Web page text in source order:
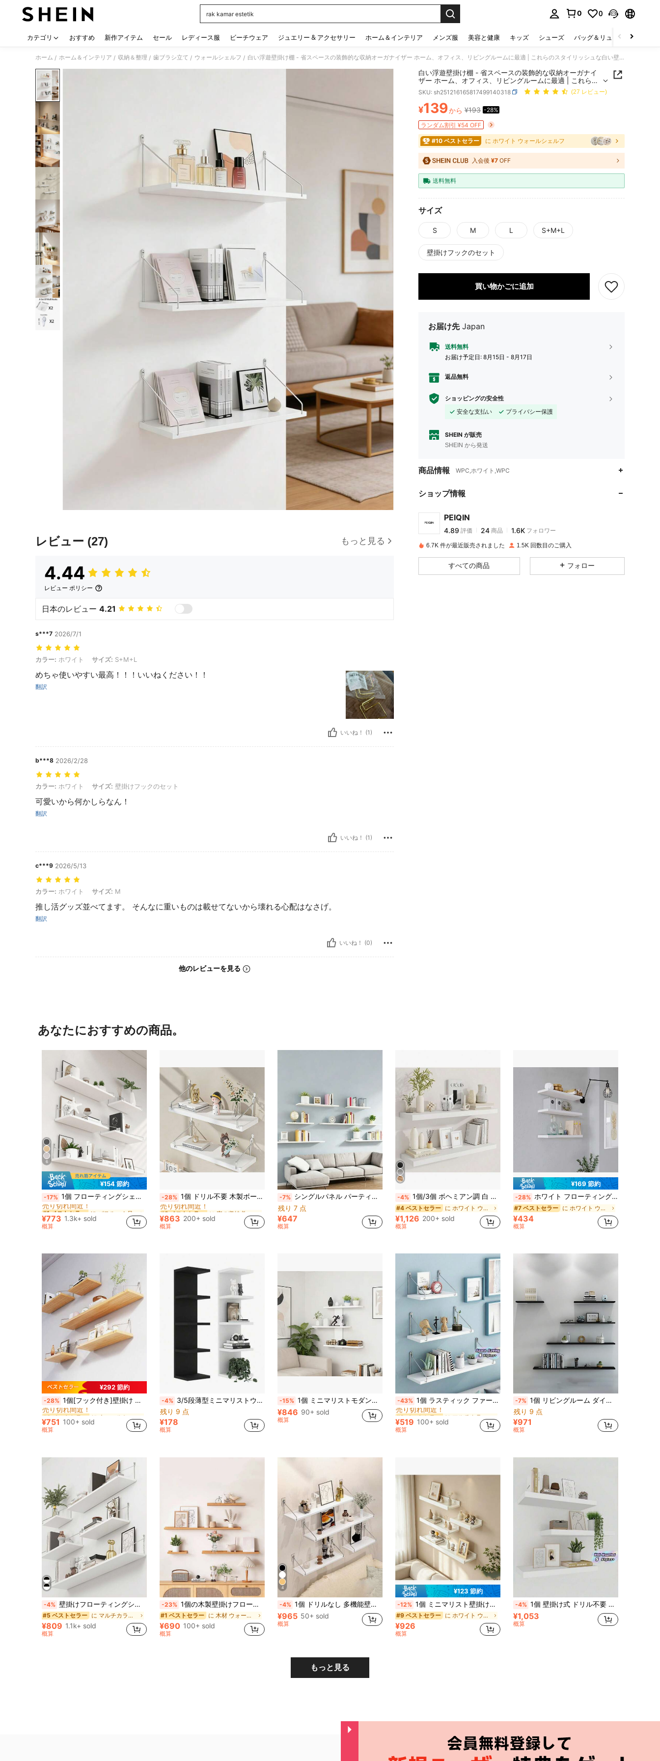
rak kamar estetik
0 0
カテゴリ おすすめ 新作アイテム セール レディース服 ビーチウェア ジュエリー & アクセサリー ホーム＆インテリア メンズ服 美容と健康 キッズ シューズ バッグ＆リュック
ホーム / ホーム＆インテリア / 収納＆整理 / 歯ブラシ立て / ウォールシェルフ / 白い浮遊壁掛け棚 - 省スペースの装飾的な収納オーガナイザー ホーム、オフィス、リビングルームに最適 | これらのスタイリッシュな白い壁掛け棚は、ホームオフィス、リビングルーム、寝室の本、装飾品、香水瓶、小物の整理に最適です。壁取り付け式に設計されています。
レビュー (27) もっと見る
4.44
レビュー ポリシー
日本のレビュー 4.21
s***7 2026/7/1
カラー: ホワイト, サイズ: S+M+L
カラー: ホワイト サイズ: S+M+L
めちゃ使いやすい最高！！！いいねください！！
翻訳
いいね！ (1)
b***8 2026/2/28
カラー: ホワイト, サイズ: 壁掛けフックのセット
カラー: ホワイト サイズ: 壁掛けフックのセット
可愛いから何かしらなん！
翻訳
いいね！ (1)
c***9 2026/5/13
カラー: ホワイト, サイズ: M
カラー: ホワイト サイズ: M
推し活グッズ並べてます。 そんなに重いものは載せてないから壊れる心配はなさげ。
翻訳
いいね！ (0)
他のレビューを見る
白い浮遊壁掛け棚 - 省スペースの装飾的な収納オーガナイ
ザー ホーム、オフィス、リビングルームに最適 | これらの
スタイリッシュな白い壁掛け棚は、ホームオフィス、リビ
ングルーム、寝室の本、装飾品、香水瓶、小物の整理に最
適です。壁取り付け式に設計されています。
SKU: sh251216165817499140318 (27 レビュー)
PRICE AND AVAILABILITY
¥139から ¥193 -28%
ランダム割引 ¥54 OFF
#10 ベストセラー に ホワイト ウォールシェルフ
入会後 ¥7 OFF
送料無料
サイズ
S M L S+M+L
壁掛けフックのセット
買い物かごに追加
お届け先 Japan
送料無料
お届け予定日: 8月15日 - 8月17日
返品無料
ショッピングの安全性
安全な支払い
プライバシー保護
SHEIN が販売
SHEIN から発送
商品情報 WPC,ホワイト,WPC
ショップ情報
PEIQIN
4.89
4.89
y***n は1日前に購入しました
6.7K 件が最近販売されました 1.5K 回数目のご購入
すべての商品 フォロー
あなたにおすすめの商品。
6
¥154 節約
-17% 1個 フローティングシェルフ ウォールデコ、ラスティック ウッド ウォールシェルフ ベッドルーム用、ファームハウス バスルームシェルフ、ハンギングストレージシェルフ、ウォールマウントオーガナイザー、ハンギング フラワーラック アウトドアデコレーション
#1 ベストセラー に バスルーム吊り下げ収納 収納ホルダーとラック
売り切れ間近！
#1 ベストセラー
売り切れ間近！
#1 ベストセラー
売り切れ間近！
#1 ベストセラー に バスルーム吊り下げ収納 収納ホルダーとラック
売り切れ間近！
¥773 1.3k+ sold
概算
-28% 1個 ドリル不要 木製ボード パーティション 寮用収納棚 リビングルーム 壁掛け装飾棚 ドリル不要 寮用キッチン収納 木製ボード 壁掛け棚 リビングルーム 文字パーティション
#3 ベストセラー に 寮の収納必需品 収納ホルダーとラック
売り切れ間近！
#3 ベストセラー
売り切れ間近！
#3 ベストセラー
売り切れ間近！
#3 ベストセラー
売り切れ間近！
¥863 200+ sold
概算
-7% シングルパネル パーティションウォールシェルフ クリエイティブ壁面収納ラック リビングルーム 背景壁装飾 壁掛け
残り 7 点
¥647
概算
-4% 1個/3個 ボヘミアン調 白 壁掛け収納ラック、マルチパーパス ファームハウス スタイル ディスプレイシェルフ リビングルームと寝室に、本や装飾品の棚に適しています、ホーム、寝室、リビングルーム、壁の装飾に
#4 ベストセラー に ホワイト ウォールシェルフ
¥1,126 200+ sold
概算
¥169 節約
-28% ホワイト フローティングウォールシェルフ、壁掛けディスプレイシェルフ、本、写真フレーム、植物、装飾、リビング、寝室 & 壁収納
#7 ベストセラー に ホワイト ウォールシェルフ
¥434
概算
¥292 節約
-28% 1個[フック付き]壁掛け フローティングシェルフ、ドリルは不要、リビング、書斎、寝室、テレビ背景、壁掛け収納ラック各サイズ展開
#6 ベストセラー に ウォールシェルフ
売り切れ間近！
#6 ベストセラー
売り切れ間近！
#6 ベストセラー
売り切れ間近！
#6 ベストセラー
売り切れ間近！
¥751 100+ sold
概算
-4% 3/5段薄型ミニマリストウォールシェルフ(PVC素材)、壁掛け収納ラック、ウォールシェルフ、壁掛けアクリル収納ラック、壁掛けフローティングシェルフ、多機能アニメフィギュアディスプレイ収納ラック、フローティングウォール収納ラック、プランターシェルフ
残り 9 点
¥178
概算
-15% 1個 ミニマリストモダンな壁掛け式ディスプレイシェルフ、人形、フィギュア、おもちゃなどを収納できる、寝室のホームデコレーション
¥846 90+ sold
概算
-43% 1個 ラスティック ファームハウス 木製 フローティング ウォールシェルフ ドリルなし 吊り下げ式 棚 寝室 バスルーム リビングルーム キッチン 装飾 収納 ディスプレイラック 植物 本 ホームデコレーション 壁掛け式 オーガナイザー 省スペース
#2 ベストセラー に マルチカラー ウォールシェルフ
売り切れ間近！
#2 ベストセラー
売り切れ間近！
#2 ベストセラー
売り切れ間近！
#2 ベストセラー
売り切れ間近！
¥519 100+ sold
概算
-7% 1個 リビングルーム ダイニングルーム用 文字デザイン パーテーションシェルフ 穴あけ不要 壁掛け TV壁面収納ラック
残り 9 点
¥971
概算
-4% 壁掛けフローティングシェルフ、ドリル不要のパーティションシェルフ、寝室、リビング、書斎、寮、キッチン、オフィス、本棚収納ラック、新築祝いのギフト
#5 ベストセラー に マルチカラー ウォールシェルフ
¥809 1.1k+ sold
概算
-23% 1個の木製壁掛けフローティングシェルフ、テレビ背景壁用収納ディスプレイラック
#1 ベストセラー に 木材 ウォールシェルフ
¥690 100+ sold
概算
4
-4% 1個 ドリルなし 多機能壁掛けシェルフ 無垢材 壁掛けラック、フリーフック付き、寝室デスク収納オーガナイザー ドーム、学生ルーム用
¥965 50+ sold
概算
¥123 節約
-12% 1個 ミニマリスト壁掛けシェルフ、リビングルームの装飾に適した壁ディスプレイラック、フォトフレーム、多層壁収納ラック（本、植物に適しています）、ドリル不要のディスプレイラック（寝室、書斎に適しています）
#9 ベストセラー に ホワイト ウォールシェルフ
¥926
概算
-4% 1個 壁掛け式 ドリル不要 強力粘着 モダンフローティングシェルフ 装飾ストレージオーガナイザー リビング寝室キッチンオフィスTVウォール ホームデコレーション ディスプレイラック
¥1,053
概算
もっと見る